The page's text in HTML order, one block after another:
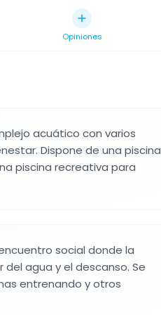
Opiniones
acuático con varios
Dispone de una piscina
piscina recreativa para
social donde la
agua y el descanso. Se
entrenando y otros